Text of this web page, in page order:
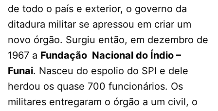
de todo o país e exterior, o governo da
ditadura militar se apressou em criar um
novo órgão. Surgiu então, em dezembro de
1967 a Fundação Nacional do Índio –
Funai. Nasceu do espolio do SPI e dele
herdou os quase 700 funcionários. Os
militares entregaram o órgão a um civil, o